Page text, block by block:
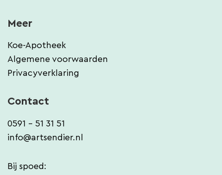
Meer
Koe-Apotheek
Algemene voorwaarden
Privacyverklaring
Contact
0591 - 51 31 51
info@artsendier.nl
Bij spoed: